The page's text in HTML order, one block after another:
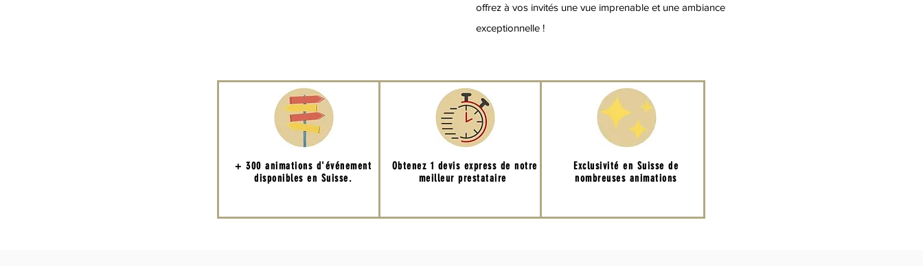
offrez à vos invités une vue imprenable et une ambiance
exceptionnelle !
+ 300 animations d'événement
disponibles en Suisse.
Obtenez 1 devis express de notre
meilleur prestataire
Exclusivité en Suisse de
nombreuses animations